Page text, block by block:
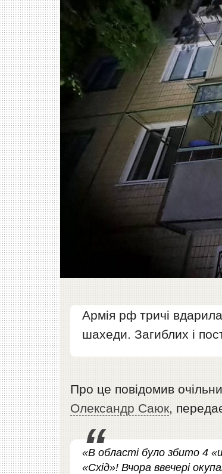
Армія рф тричі
шахеди. Загиблих і
Про це повідомив
Олександр Саюк,
«В області було збито 4
«Схід»! Вчора ввечері